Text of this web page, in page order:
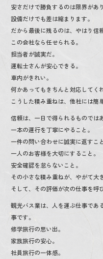
安さだけで勝負するのは限界があ
設備だけでも差は縮まります。
だから最後に残るのは、やはり信
この会社なら任せられる。
担当者が誠実だ。
運転士さんが安心できる。
車内がきれい。
何かあってもきちんと対応してく
こうした積み重ねは、他社には簡
信頼は、一日で得られるものでは
一本の運行を丁寧にやること。
一件の問い合わせに誠実に返すこ
一人のお客様を大切にすること。
安全確認を怠らないこと。
その小さな積み重ねが、やがて大
そして、その評価が次の仕事を呼
観光バス業は、人を運ぶ仕事であ
事です。
修学旅行の思い出。
家族旅行の安心。
社員旅行の一体感。